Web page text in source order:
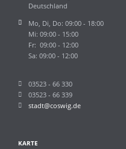
Deutschland
Mo, Di, Do: 09:00 - 18:00
Mi: 09:00 - 15:00
Fr: 09:00 - 12:00
Sa: 09:00 - 12:00
03523 - 66 330
03523 - 66 339
stadt@coswig.de
KARTE